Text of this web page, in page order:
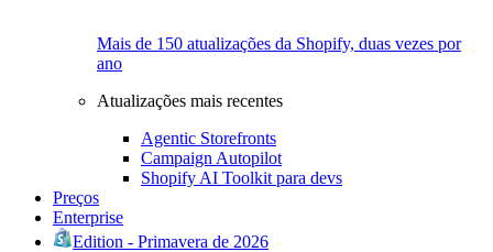
Mais de 150 atualizações da Shopify, duas vezes por
ano
Atualizações mais recentes
Agentic Storefronts
Campaign Autopilot
Shopify AI Toolkit para devs
Preços
Enterprise
Edition - Primavera de 2026